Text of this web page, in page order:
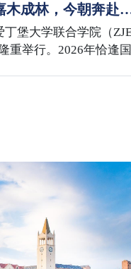
副校长一行。随后
。国际校区党委书记兼
院长柯越海、…
木成林，今朝奔赴
堡大学联合学院（ZJE
重举行。2026年恰逢